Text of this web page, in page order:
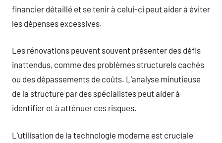
financier détaillé et se tenir à celui-ci peut aider à éviter
les dépenses excessives.
Les rénovations peuvent souvent présenter des défis
inattendus, comme des problèmes structurels cachés
ou des dépassements de coûts. L’analyse minutieuse
de la structure par des spécialistes peut aider à
identifier et à atténuer ces risques.
L’utilisation de la technologie moderne est cruciale